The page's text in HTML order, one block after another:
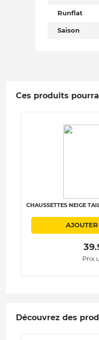
Runflat
Saison
Ces produits
CHAUSSETTES NEIGE
Prix
Découvrez des